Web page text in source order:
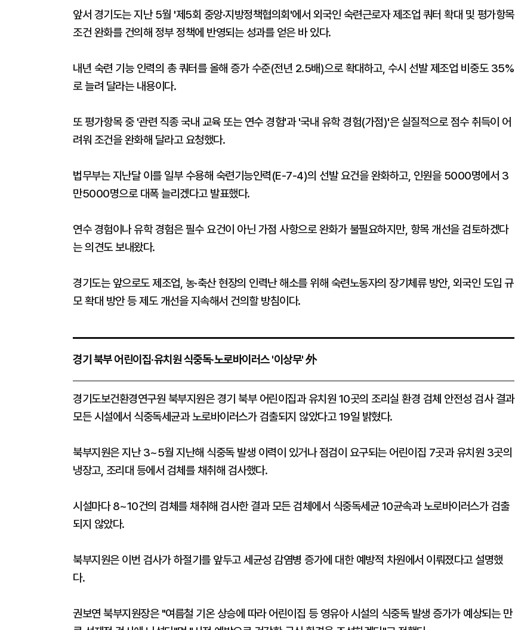
앞서 경기도는 지난 5월 '제5회 중앙·지방정책협의회'에서 외국인 숙련근로자 제조업 쿼터 확대 및 평가항목
조건 완화를 건의해 정부 정책에 반영되는 성과를 얻은 바 있다.
내년 숙련 기능 인력의 총 쿼터를 올해 증가 수준(전년 2.5배)으로 확대하고, 수시 선발 제조업 비중도 35%
로 늘려 달라는 내용이다.
또 평가항목 중 '관련 직종 국내 교육 또는 연수 경험'과 '국내 유학 경험(가점)'은 실질적으로 점수 취득이 어
려워 조건을 완화해 달라고 요청했다.
법무부는 지난달 이를 일부 수용해 숙련기능인력(E-7-4)의 선발 요건을 완화하고, 인원을 5000명에서 3
만5000명으로 대폭 늘리겠다고 발표했다.
연수 경험이나 유학 경험은 필수 요건이 아닌 가점 사항으로 완화가 불필요하지만, 항목 개선을 검토하겠다
는 의견도 보내왔다.
경기도는 앞으로도 제조업, 농·축산 현장의 인력난 해소를 위해 숙련노동자의 장기체류 방안, 외국인 도입 규
모 확대 방안 등 제도 개선을 지속해서 건의할 방침이다.
경기 북부 어린이집·유치원 식중독·노로바이러스 '이상무' 外
경기도보건환경연구원 북부지원은 경기 북부 어린이집과 유치원 10곳의 조리실 환경 검체 안전성 검사 결과
모든 시설에서 식중독세균과 노로바이러스가 검출되지 않았다고 19일 밝혔다.
북부지원은 지난 3~5월 지난해 식중독 발생 이력이 있거나 점검이 요구되는 어린이집 7곳과 유치원 3곳의
냉장고, 조리대 등에서 검체를 채취해 검사했다.
​시설마다 8~10건의 검체를 채취해 검사한 결과 모든 검체에서 식중독세균 10균속과 노로바이러스가 검출
되지 않았다.
북부지원은 이번 검사가 하절기를 앞두고 세균성 감염병 증가에 대한 예방적 차원에서 이뤄졌다고 설명했
다.
권보연 북부지원장은 "여름철 기온 상승에 따라 어린이집 등 영유아 시설의 식중독 발생 증가가 예상되는 만